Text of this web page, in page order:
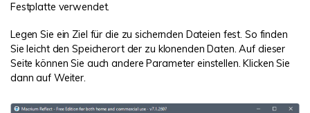
Festplatte verwendet.
Legen Sie ein Ziel für die zu sichernden Dateien fest. So finden
Sie leicht den Speicherort der zu klonenden Daten. Auf dieser
Seite können Sie auch andere Parameter einstellen. Klicken Sie
dann auf Weiter.